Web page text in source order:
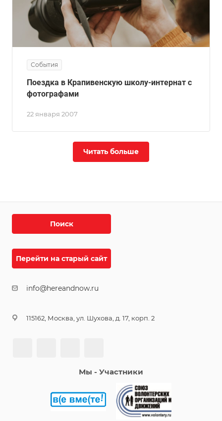
События
22 января 2007
Поездка в Крапивенскую школу-интернат с
фотографами
Читать больше
Поиск
Перейти на старый сайт
info@hereandnow.ru
115162, Москва, ул. Шухова, д. 17, корп. 2
Мы - Участники